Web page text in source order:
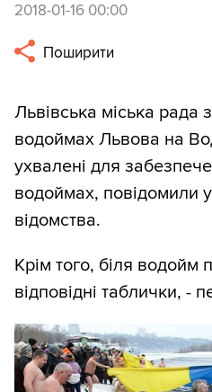
2018-01-16 00:00
Поширити
Львівська міська рада
водоймах Львова на
ухвалені для
водоймах, повідомили
відомства.
Крім того, біля водойм
відповідні таблички, -